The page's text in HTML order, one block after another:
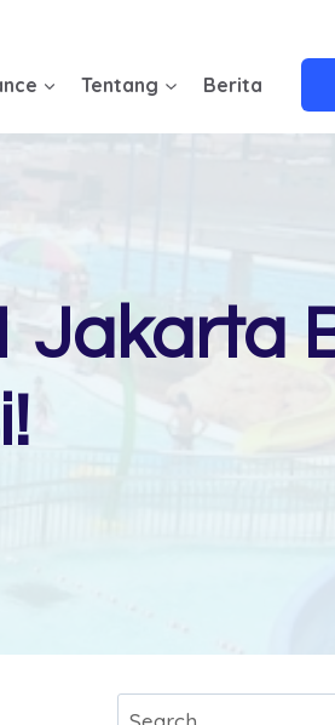
Tentang Berita
Jakarta
Search